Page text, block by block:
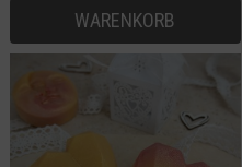
WARENKORB